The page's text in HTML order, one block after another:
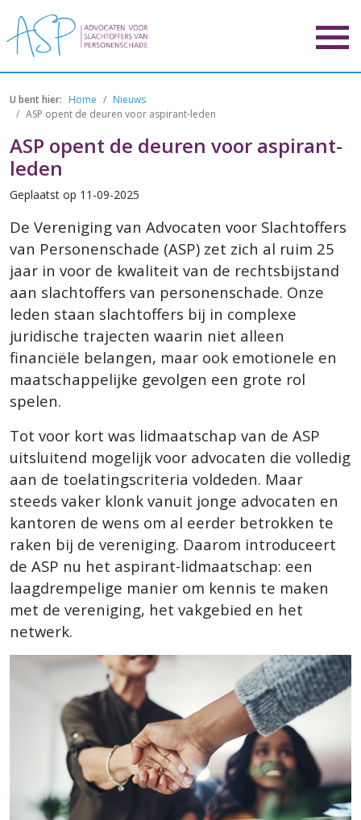
Home
Nieuws
ASP opent de deuren voor aspirant-leden
ASP opent de deuren voor aspirant-
leden
Geplaatst op 11-09-2025
De Vereniging van Advocaten voor Slachtoffers
van Personenschade (ASP) zet zich al ruim 25
jaar in voor de kwaliteit van de rechtsbijstand
aan slachtoffers van personenschade. Onze
leden staan slachtoffers bij in complexe
juridische trajecten waarin niet alleen
financiële belangen, maar ook emotionele en
maatschappelijke gevolgen een grote rol
spelen.
Tot voor kort was lidmaatschap van de ASP
uitsluitend mogelijk voor advocaten die volledig
aan de toelatingscriteria voldeden. Maar
steeds vaker klonk vanuit jonge advocaten en
kantoren de wens om al eerder betrokken te
raken bij de vereniging. Daarom introduceert
de ASP nu het aspirant-lidmaatschap: een
laagdrempelige manier om kennis te maken
met de vereniging, het vakgebied en het
netwerk.